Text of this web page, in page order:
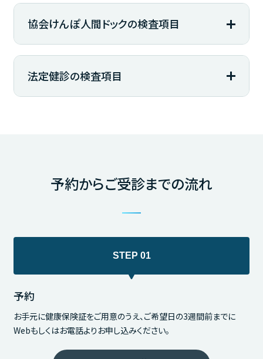
協会けんぽ人間ドックの検査項目
法定健診の検査項目
予約からご受診までの流れ
予約
お手元に健康保険証をご用意のうえ、ご希望日の3週間前までに
Webもしくはお電話よりお申し込みください。